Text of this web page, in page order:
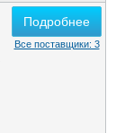
Подробнее
Все поставщики: 3